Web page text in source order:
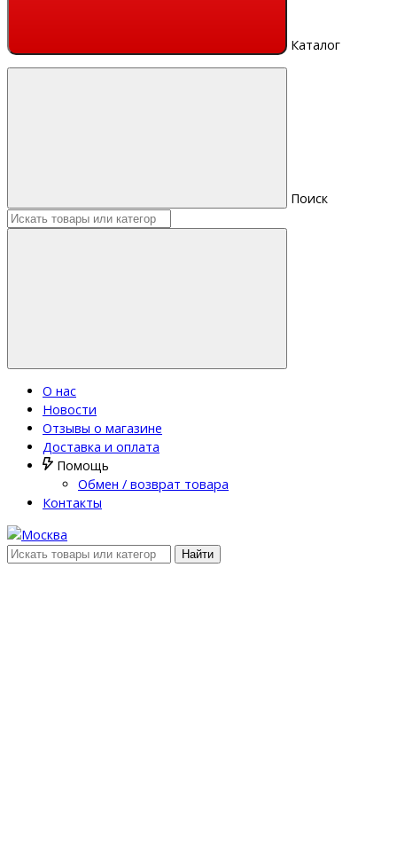
Каталог
Поиск
О нас
Новости
Отзывы о магазине
Доставка и оплата
Помощь
Обмен / возврат товара
Контакты
Найти